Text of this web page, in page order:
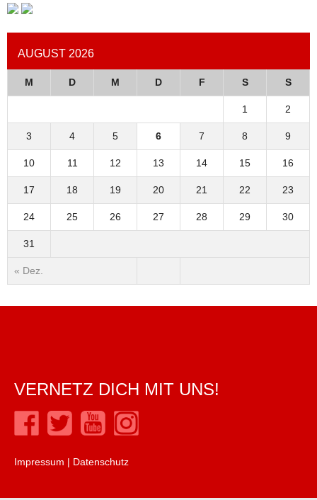
AUGUST 2026
M D M D F S S
« Dez.
1 2
3 4 5 6 7 8 9
10 11 12 13 14 15 16
17 18 19 20 21 22 23
24 25 26 27 28 29 30
31
VERNETZ DICH MIT UNS!
Impressum | Datenschutz